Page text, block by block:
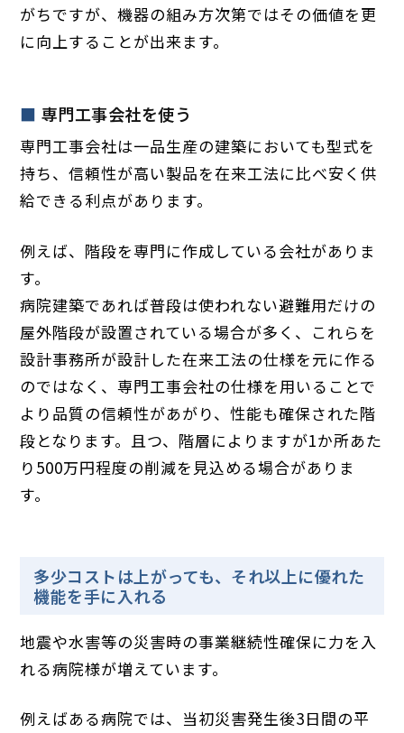
がちですが、機器の組み方次第ではその価値を更
に向上することが出来ます。
専門工事会社を使う
専門工事会社は一品生産の建築においても型式を
持ち、信頼性が高い製品を在来工法に比べ安く供
給できる利点があります。
例えば、階段を専門に作成している会社がありま
す。
病院建築であれば普段は使われない避難用だけの
屋外階段が設置されている場合が多く、これらを
設計事務所が設計した在来工法の仕様を元に作る
のではなく、専門工事会社の仕様を用いることで
より品質の信頼性があがり、性能も確保された階
段となります。且つ、階層によりますが1か所あた
り500万円程度の削減を見込める場合がありま
す。
多少コストは上がっても、それ以上に優れた
機能を手に入れる
地震や水害等の災害時の事業継続性確保に力を入
れる病院様が増えています。
例えばある病院では、当初災害発生後3日間の平